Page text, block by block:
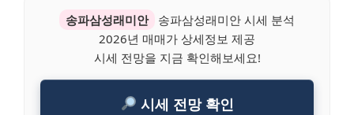
송파삼성래미안
송파삼성래미안 시세 분석
2026년 매매가 상세정보 제공
시세 전망을 지금 확인해보세요!
시세 전망 확인